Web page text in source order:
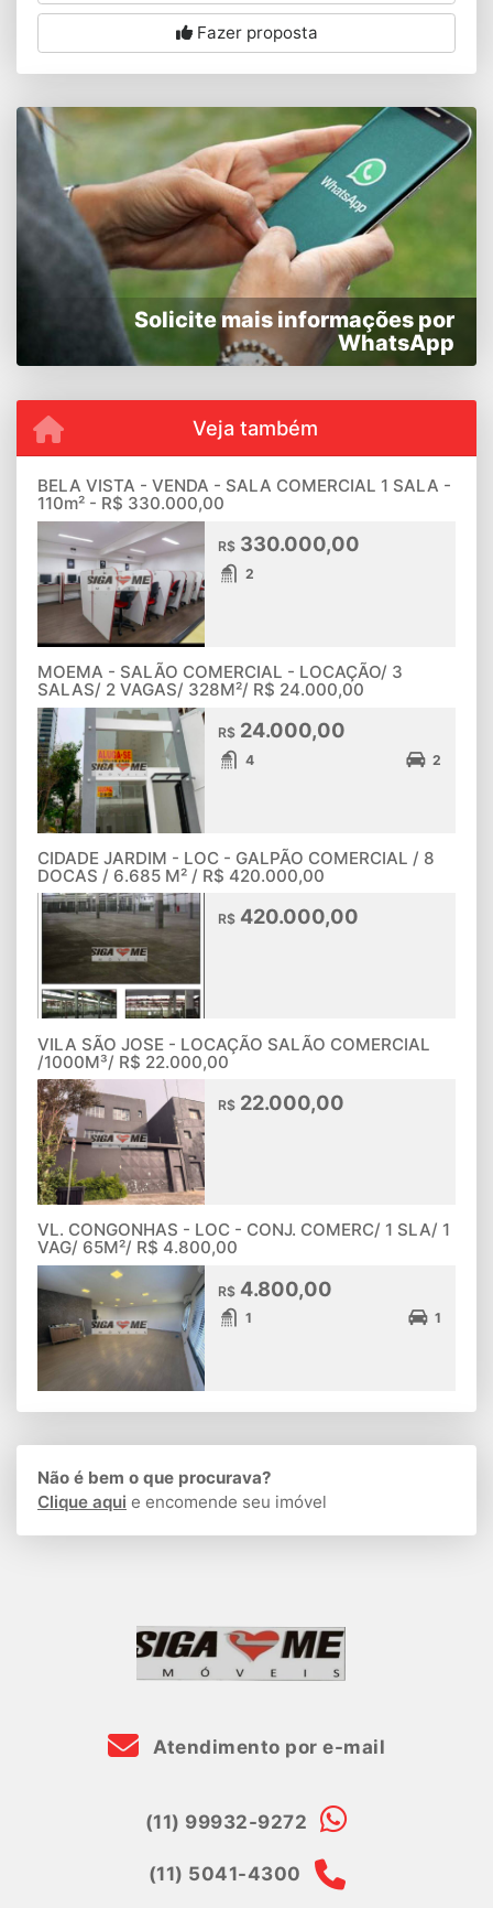
Fazer proposta
Solicite mais informações por
WhatsApp
Veja também
BELA VISTA - VENDA - SALA COMERCIAL 1 SALA -
110m² - R$ 330.000,00
R$ 330.000,00
2
MOEMA - SALÃO COMERCIAL - LOCAÇÃO/ 3
SALAS/ 2 VAGAS/ 328M²/ R$ 24.000,00
R$ 24.000,00
4 2
CIDADE JARDIM - LOC - GALPÃO COMERCIAL / 8
DOCAS / 6.685 M² / R$ 420.000,00
R$ 420.000,00
VILA SÃO JOSE - LOCAÇÃO SALÃO COMERCIAL
/1000M³/ R$ 22.000,00
R$ 22.000,00
VL. CONGONHAS - LOC - CONJ. COMERC/ 1 SLA/ 1
VAG/ 65M²/ R$ 4.800,00
R$ 4.800,00
1 1
Não é bem o que procurava?
Clique aqui e encomende seu imóvel
Atendimento por e-mail
(11) 99932-9272
(11) 5041-4300